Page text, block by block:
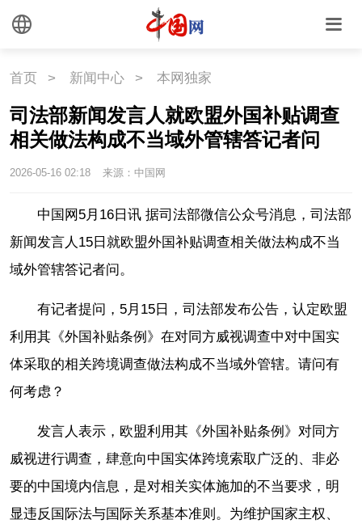
首页 > 新闻中心 > 本网独家
司法部新闻发言人就欧盟外国补贴调查
相关做法构成不当域外管辖答记者问
2026-05-16 02:18 来源：中国网
中国网5月16日讯 据司法部微信公众号消息，司法部
新闻发言人15日就欧盟外国补贴调查相关做法构成不当
域外管辖答记者问。
有记者提问，5月15日，司法部发布公告，认定欧盟
利用其《外国补贴条例》在对同方威视调查中对中国实
体采取的相关跨境调查做法构成不当域外管辖。请问有
何考虑？
发言人表示，欧盟利用其《外国补贴条例》对同方
威视进行调查，肆意向中国实体跨境索取广泛的、非必
要的中国境内信息，是对相关实体施加的不当要求，明
显违反国际法与国际关系基本准则。为维护国家主权、